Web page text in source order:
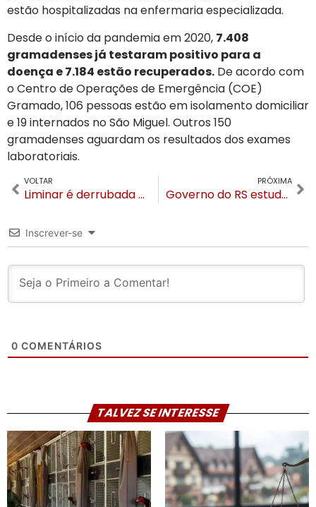
estão hospitalizadas na enfermaria especializada.
Desde o início da pandemia em 2020, 7.408
gramadenses já testaram positivo para a
doença e 7.184 estão recuperados. De acordo com
o Centro de Operações de Emergência (COE)
Gramado, 106 pessoas estão em isolamento domiciliar
e 19 internados no São Miguel. Outros 150
gramadenses aguardam os resultados dos exames
laboratoriais.
VOLTAR
Liminar é derrubada e cogestão está liberada no RS
PRÓXIMA
Governo do RS estuda adaptar protocolos para cidades turísticas como Gramado e Canela
Inscrever-se
0 COMENTÁRIOS
TALVEZ SE INTERESSE